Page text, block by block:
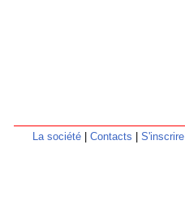
La société Contacts S'inscrire